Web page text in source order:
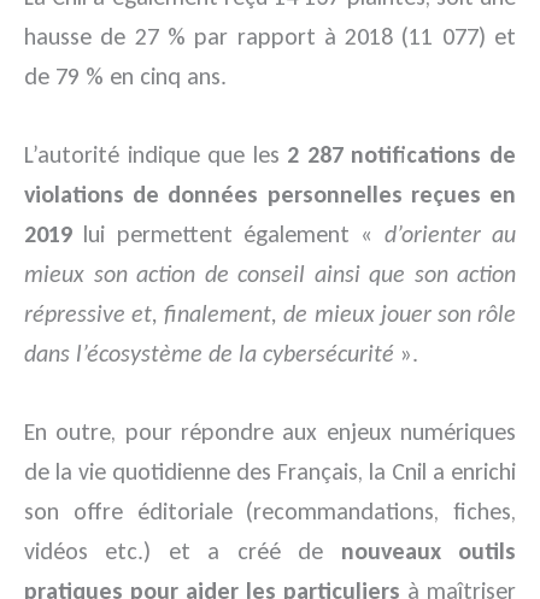
hausse de 27 % par rapport à 2018 (11 077) et
de 79 % en cinq ans.
L’autorité indique que les 2 287 notifications de
violations de données personnelles reçues en
2019 lui permettent également « d’orienter au
mieux son action de conseil ainsi que son action
répressive et, finalement, de mieux jouer son rôle
dans l’écosystème de la cybersécurité ».
En outre, pour répondre aux enjeux numériques
de la vie quotidienne des Français, la Cnil a enrichi
son offre éditoriale (recommandations, fiches,
vidéos etc.) et a créé de nouveaux outils
pratiques pour aider les particuliers à maîtriser